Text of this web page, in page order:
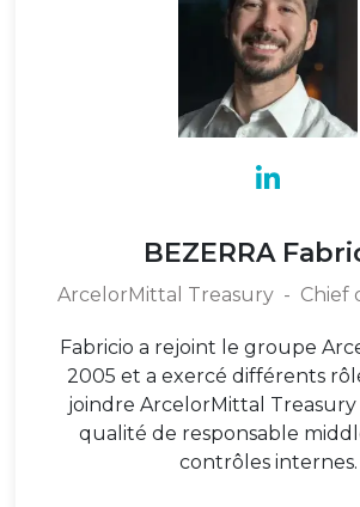
BEZERRA
ArcelorMittal Treasury - Chief
Fabricio a rejoint le groupe
2005 et a exercé différents
joindre ArcelorMittal Treasury
qualité de responsable
contrôles internes.